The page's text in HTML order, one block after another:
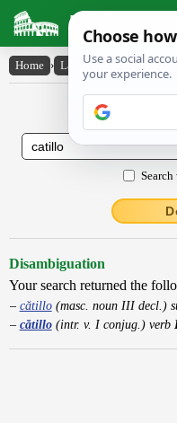
Latin
Home › Latin-English › cătillo
Latin to
Disambiguation
Your search returned the
cătillo(masc. noun III decl.)
cătillo(intr. v. I conjug.) verb